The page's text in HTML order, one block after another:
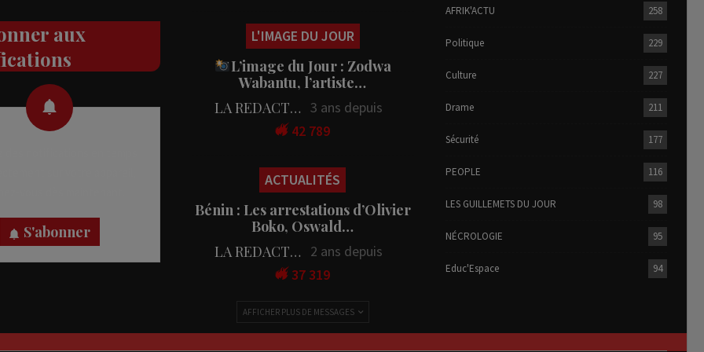
aux
S'abonner
L'IMAGE DU JOUR
L’image du Jour : Zodwa
Wabantu, l’artiste…
LA REDACTION 3 ans depuis
42 789
ACTUALITÉS
Bénin : Les arrestations d’Olivier
Boko, Oswald…
LA REDACTION
2 ans depuis
37 319
AFFICHER PLUS DE MESSAGES
AFRIK'ACTU 258
Politique 229
Culture 227
Drame 211
Sécurité 177
PEOPLE 116
LES GUILLEMETS DU JOUR 98
NÉCROLOGIE 95
Educ'Espace 94